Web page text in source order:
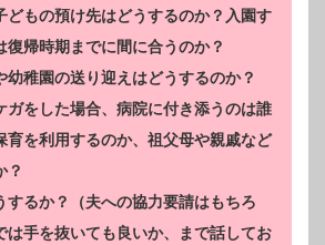
どもの預け先はどうするのか？入園す
復帰時期までに間に合うのか？
幼稚園の送り迎えはどうするのか？
ガをした場合、病院に付き添うのは誰
育を利用するのか、祖父母や親戚など
？
するか？（夫への協力要請はもちろ
は手を抜いても良いか、まで話してお